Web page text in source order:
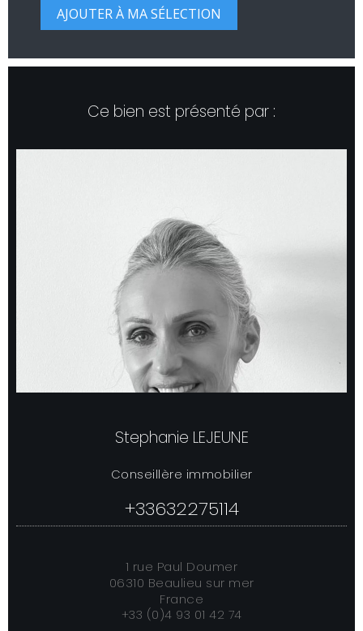
Ce bien est présenté par :
Stephanie LEJEUNE
Conseillère immobilier
+33632275114
1 rue Paul Doumer
06310 Beaulieu sur mer
France
+33 (0)4 93 01 42 74